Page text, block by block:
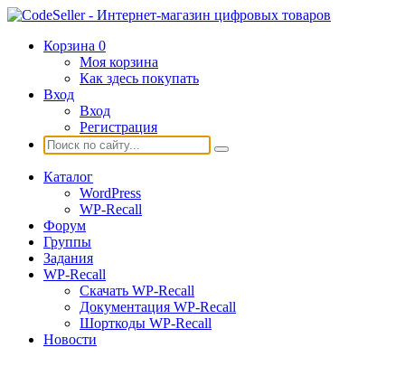
Корзина 0
Моя корзина
Как здесь покупать
Вход
Вход
Регистрация
Каталог
WordPress
WP-Recall
Форум
Группы
Задания
WP-Recall
Скачать WP-Recall
Документация WP-Recall
Шорткоды WP-Recall
Новости